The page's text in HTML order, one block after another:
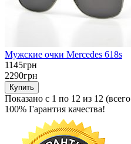
Мужские очки Mercedes 618s
1145грн
2290грн
Показано с 1 по 12 из 12
100% Гарантия качества!